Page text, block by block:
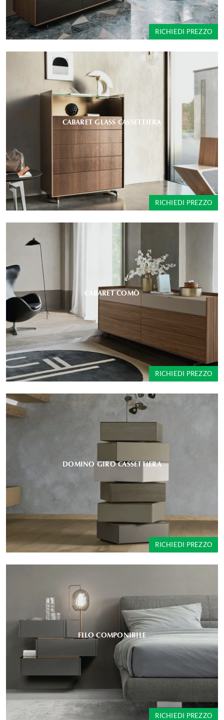
RICHIEDI PREZZO
CABARET GLASS CASSETTIERA
RICHIEDI PREZZO
CABARET COMÒ
RICHIEDI PREZZO
DOMINO GIRO CASSETTIERA
RICHIEDI PREZZO
FILO COMPONIBILE
RICHIEDI PREZZO